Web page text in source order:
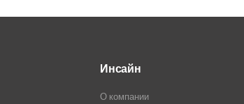
Инсайн
О компании